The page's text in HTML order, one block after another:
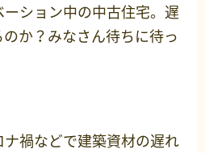
ション中の中古住宅。遅
か？みなさん待ちに待っ
禍などで建築資材の遅れ